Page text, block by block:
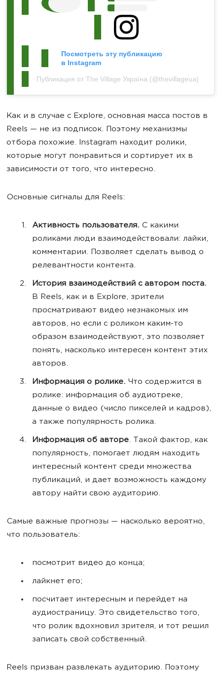
Посмотреть эту публикацию
в Instagram
Публикация от The Village Україна (@thevillageua)
Как и в случае с Explore, основная масса постов в
Reels — не из подписок. Поэтому механизмы
отбора похожие. Instagram находит ролики,
которые могут понравиться и сортирует их в
зависимости от того, что интересно.
Основные сигналы для Reels:
Активность пользователя. С какими
роликами люди взаимодействовали: лайки,
комментарии. Позволяет сделать вывод о
релевантности контента.
История взаимодействий с автором поста.
В Reels, как и в Explore, зрители
просматривают видео незнакомых им
авторов, но если с роликом каким-то
образом взаимодействуют, это позволяет
понять, насколько интересен контент этих
авторов.
Информация о ролике. Что содержится в
ролике: информация об аудиотреке,
данные о видео (число пикселей и кадров),
а также популярность ролика.
Информация об авторе. Такой фактор, как
популярность, помогает людям находить
интересный контент среди множества
публикаций, и дает возможность каждому
автору найти свою аудиторию.
Самые важные прогнозы — насколько вероятно,
что пользователь:
посмотрит видео до конца;
лайкнет его;
посчитает интересным и перейдет на
аудиостраницу. Это свидетельство того,
что ролик вдохновил зрителя, и тот решил
записать свой собственный.
Reels призван развлекать аудиторию. Поэтому